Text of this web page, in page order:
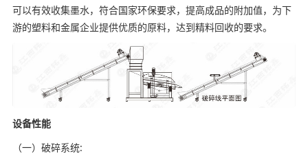
可以有效收集墨水，符合国家环保要求，提高成品的附加值，为下
游的塑料和金属企业提供优质的原料，达到精料回收的要求。
设备性能
（一）破碎系统: